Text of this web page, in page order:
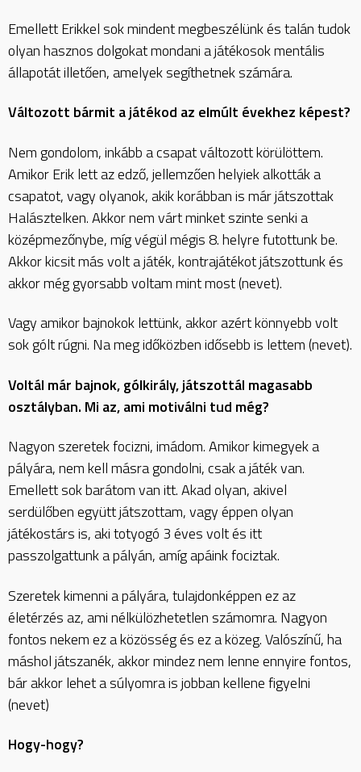
Emellett Erikkel sok mindent megbeszélünk és talán tudok
olyan hasznos dolgokat mondani a játékosok mentális
állapotát illetően, amelyek segíthetnek számára.
Változott bármit a játékod az elmúlt évekhez képest?
Nem gondolom, inkább a csapat változott körülöttem.
Amikor Erik lett az edző, jellemzően helyiek alkották a
csapatot, vagy olyanok, akik korábban is már játszottak
Halásztelken. Akkor nem várt minket szinte senki a
középmezőnybe, míg végül mégis 8. helyre futottunk be.
Akkor kicsit más volt a játék, kontrajátékot játszottunk és
akkor még gyorsabb voltam mint most (nevet).
Vagy amikor bajnokok lettünk, akkor azért könnyebb volt
sok gólt rúgni. Na meg időközben idősebb is lettem (nevet).
Voltál már bajnok, gólkirály, játszottál magasabb
osztályban. Mi az, ami motiválni tud még?
Nagyon szeretek focizni, imádom. Amikor kimegyek a
pályára, nem kell másra gondolni, csak a játék van.
Emellett sok barátom van itt. Akad olyan, akivel
serdülőben együtt játszottam, vagy éppen olyan
játékostárs is, aki totyogó 3 éves volt és itt
passzolgattunk a pályán, amíg apáink fociztak.
Szeretek kimenni a pályára, tulajdonképpen ez az
életérzés az, ami nélkülözhetetlen számomra. Nagyon
fontos nekem ez a közösség és ez a közeg. Valószínű, ha
máshol játszanék, akkor mindez nem lenne ennyire fontos,
bár akkor lehet a súlyomra is jobban kellene figyelni
(nevet)
Hogy-hogy?